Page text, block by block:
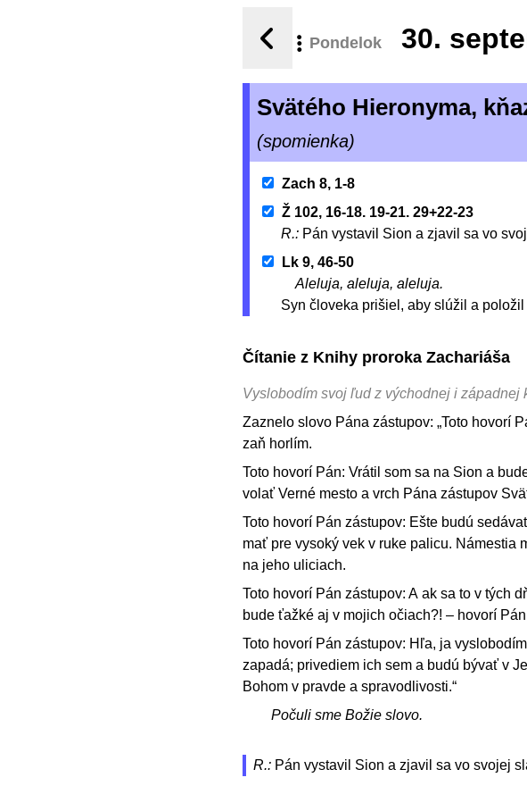
Pondelok 30.
Svätého Hieronyma,
(spomienka)
Zach 8, 1-8
Ž 102, 16-18. 19-21. 29+22-23
R.: Pán vystavil Sion a zjavil sa vo
Lk 9, 46-50
Aleluja, aleluja, aleluja.
Syn človeka prišiel, aby slúžil a
Čítanie z Knihy proroka Zachariáša
Vyslobodím svoj ľud z východnej i západnej
Zaznelo slovo Pána zástupov: „Toto hovorí
zaň horlím.
Toto hovorí Pán: Vrátil som sa na Sion a
volať Verné mesto a vrch Pána zástupov
Toto hovorí Pán zástupov: Ešte budú
mať pre vysoký vek v ruke palicu. Námestia
na jeho uliciach.
Toto hovorí Pán zástupov: A ak sa to v tých
bude ťažké aj v mojich očiach?! – hovorí
Toto hovorí Pán zástupov: Hľa, ja
zapadá; privediem ich sem a budú bývať v
Bohom v pravde a spravodlivosti.“
Počuli sme Božie slovo.
R.: Pán vystavil Sion a zjavil sa vo svojej